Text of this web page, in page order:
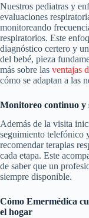
Nuestros pediatras y
evaluaciones
monitoreando
respiratorios. Este
diagnóstico certero y
del bebé, pieza
más sobre las ventajas
cómo se adaptan a las
Monitoreo continuo y
Además de la visita
seguimiento telefónico
recomendar terapias
cada etapa. Este
de saber que un
siempre disponible.
Cómo Emermédica
el hogar